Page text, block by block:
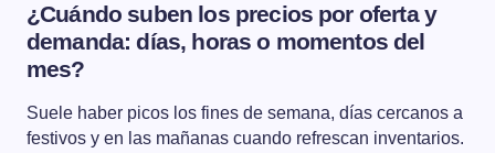
¿Cuándo suben los precios por oferta y
demanda: días, horas o momentos del
mes?
Suele haber picos los fines de semana, días cercanos a
festivos y en las mañanas cuando refrescan inventarios.